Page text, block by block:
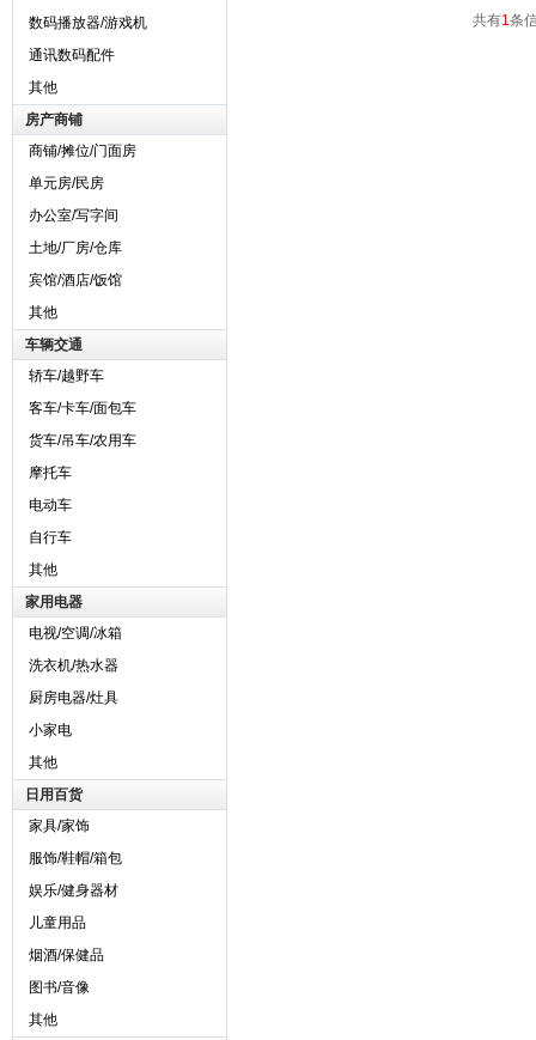
数码播放器/游戏机
通讯数码配件
其他
房产商铺
商铺/摊位/门面房
单元房/民房
办公室/写字间
土地/厂房/仓库
宾馆/酒店/饭馆
其他
车辆交通
轿车/越野车
客车/卡车/面包车
货车/吊车/农用车
摩托车
电动车
自行车
其他
家用电器
电视/空调/冰箱
洗衣机/热水器
厨房电器/灶具
小家电
其他
日用百货
家具/家饰
服饰/鞋帽/箱包
娱乐/健身器材
儿童用品
烟酒/保健品
图书/音像
其他
共有1条